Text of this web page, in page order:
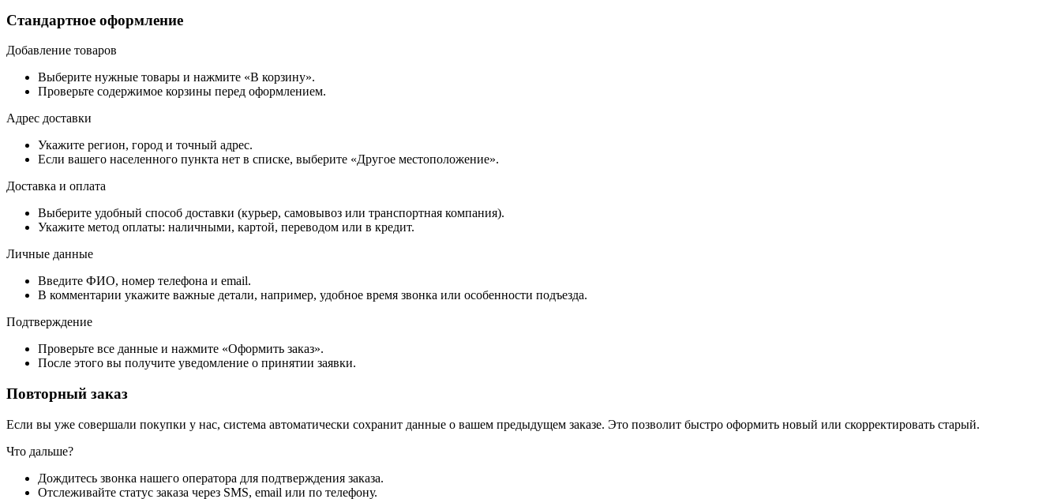
Стандартное оформление
Добавление товаров
Выберите нужные товары и нажмите «В корзину».
Проверьте содержимое корзины перед оформлением.
Адрес доставки
Укажите регион, город и точный адрес.
Если вашего населенного пункта нет в списке, выберите «Другое местоположение».
Доставка и оплата
Выберите удобный способ доставки (курьер, самовывоз или транспортная компания).
Укажите метод оплаты: наличными, картой, переводом или в кредит.
Личные данные
Введите ФИО, номер телефона и email.
В комментарии укажите важные детали, например, удобное время звонка или особенности подъезда.
Подтверждение
Проверьте все данные и нажмите «Оформить заказ».
После этого вы получите уведомление о принятии заявки.
Повторный заказ
Если вы уже совершали покупки у нас, система автоматически сохранит данные о вашем предыдущем заказе. Это позволит быстро оформить новый или скорректировать старый.
Что дальше?
Дождитесь звонка нашего оператора для подтверждения заказа.
Отслеживайте статус заказа через SMS, email или по телефону.